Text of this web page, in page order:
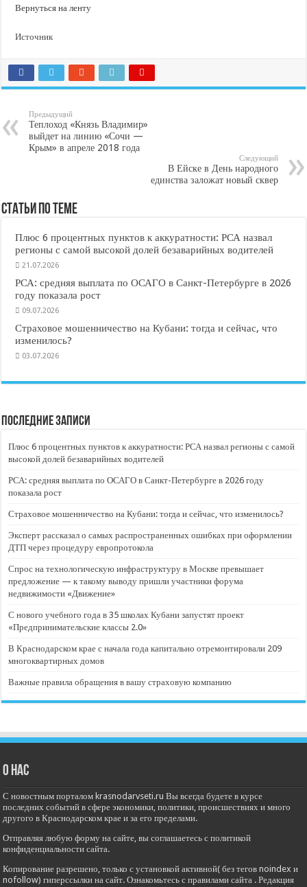
Вернуться на ленту
Источник
Предыдущий
Теплоход «Князь Владимир»
выйдет на линию «Сочи —
Крым» в апреле 2018 года
Следующий
В Ейске в День народного
единства заложат новый сквер
Статьи по Теме
Плюс 6 процентных пунктов к аккуратности: РСА назвал
регионы с самой высокой долей безаварийных водителей
21.07.2026
РСА: средняя выплата по ОСАГО в Санкт-Петербурге в 2026
году показала рост
09.07.2026
Страховое мошенничество на Кубани: тогда и сейчас, что
изменилось?
03.07.2026
Последние записи
Плюс 6 процентных пунктов к аккуратности: РСА назвал регионы с самой
высокой долей безаварийных водителей
РСА: средняя выплата по ОСАГО в Санкт-Петербурге в 2026 году
показала рост
Страховое мошенничество на Кубани: тогда и сейчас, что изменилось?
Эксперт рассказал о самых распространенных ошибках при оформлении
ДТП через процедуру европротокола
Спрос на технологическую инфраструктуру в Москве превышает
предложение — к такому выводу пришли участники форума
недвижимости «Движение»
С нового учебного года в 35 школах Кубани запустят проект
«Предпринимательские классы 2.0»
В Краснодарском крае с начала года капитально отремонтировали 209
многоквартирных домов
Важные правила обращения в вашу страховую компанию
О нас
С новостным порталом krasnodarvseti.ru Вы всегда будете в курсе
последних событий в сфере экономики, политики, происшествиях и много
другого в Краснодарском крае и за его пределами.
Отправляя любую форму на сайте, вы соглашаетесь с политикой
конфиденциальности сайта.
Копирование разрешено, только с установкой активной( без тегов noindex и
nofollow) гиперссылки на сайт. Ознакомьтесь с правилами сайта . Редакция